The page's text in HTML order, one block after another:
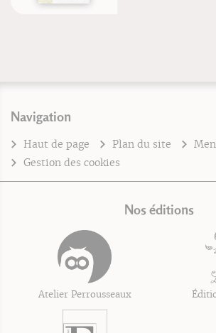
Navigation
Haut de page Plan du site
Gestion des cookies
Nos éditions
Atelier Perrousseaux